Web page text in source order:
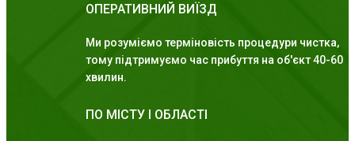
ОПЕРАТИВНИЙ ВИЇЗД
Ми розуміємо терміновість процедури чистка,
тому підтримуємо час прибуття на об'єкт 40-60
хвилин.
ПО МІСТУ І ОБЛАСТІ